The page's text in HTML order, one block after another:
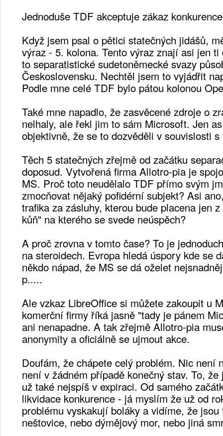
Jednoduše TDF akceptuje zákaz
Když jsem psal o pětici statečných jidášů,
výraz - 5. kolona. Tento výraz znají asi jen
to separatistické sudetoněmecké svazy
Československu. Nechtěl jsem to vyjádřit
Podle mne celé TDF bylo pátou kolonou
Také mne napadlo, že zasvěcené zdroje o
nelhaly, ale řekl jim to sám Microsoft. Jen
objektivně, že se to dozvěděli v souvislosti
Těch 5 statečných zřejmě od začátku
doposud. Vytvořená firma Allotro-pia je
MS. Proč toto neudělalo TDF přímo svým
zmocňovat nějaký pofidérní subjekt? Asi
trafika za zásluhy, kterou bude placena jen
kůň" na kterého se svede neúspěch?
A proč zrovna v tomto čase? To je
na steroidech. Evropa hledá úspory kde se
někdo nápad, že MS se dá oželet
p.....
Ale vzkaz LibreOffice si můžete zakoupit u
komerční firmy říká jasně "tady je pánem
ani nenapadne. A tak zřejmě Allotro-pia
anonymity a oficiálně se ujmout akce.
Doufám, že chápete celý problém. Nic není
není v žádném případě konečný stav. To,
už také nejspíš v expiraci. Od samého
likvidace konkurence - já myslím že už od
problému vyskakují boláky a vidíme, že
neštovice, nebo dýmějový mor, nebo jiná